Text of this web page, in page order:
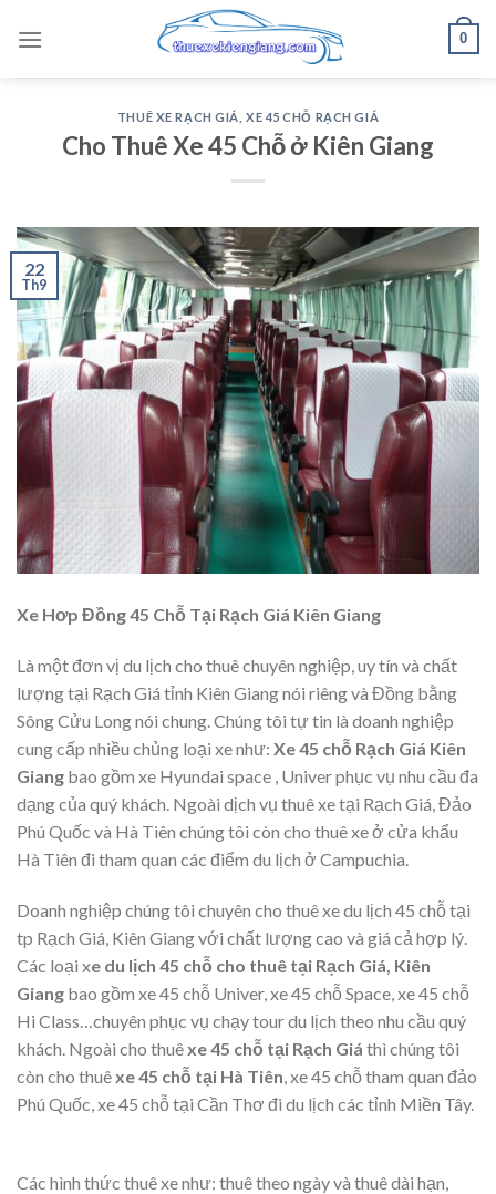
0
THUÊ XE RẠCH GIÁ XE 45 CHỖ RẠCH GIÁ
Cho Thuê Xe 45 Chỗ ở Kiên Giang
22
Th9
Xe Hơp Đồng 45 Chỗ Tại Rạch Giá Kiên Giang
Là một đơn vị du lịch cho thuê chuyên nghiệp, uy tín và chất
lượng tại Rạch Giá tỉnh Kiên Giang nói riêng và Đồng bằng
Sông Cửu Long nói chung. Chúng tôi tự tin là doanh nghiệp
cung cấp nhiều chủng loại xe như: Xe 45 chỗ Rạch Giá Kiên
Giang bao gồm xe Hyundai space , Univer phục vụ nhu cầu đa
dạng của quý khách. Ngoài dịch vụ thuê xe tại Rạch Giá, Đảo
Phú Quốc và Hà Tiên chúng tôi còn cho thuê xe ở cửa khẩu
Hà Tiên đi tham quan các điểm du lịch ở Campuchia.
Doanh nghiệp chúng tôi chuyên cho thuê xe du lịch 45 chỗ tại
tp Rạch Giá, Kiên Giang với chất lượng cao và giá cả hợp lý.
Các loại xe du lịch 45 chỗ cho thuê tại Rạch Giá, Kiên
Giang bao gồm xe 45 chỗ Univer, xe 45 chỗ Space, xe 45 chỗ
Hi Class…chuyên phục vụ chạy tour du lịch theo nhu cầu quý
khách. Ngoài cho thuêxe 45 chỗ tại Rạch Giá thì chúng tôi
còn cho thuêxe 45 chỗ tại Hà Tiên, xe 45 chỗ tham quan đảo
Phú Quốc, xe 45 chỗ tại Cần Thơ đi du lịch các tỉnh Miền Tây.
Các hình thức thuê xe như: thuê theo ngày và thuê dài hạn,